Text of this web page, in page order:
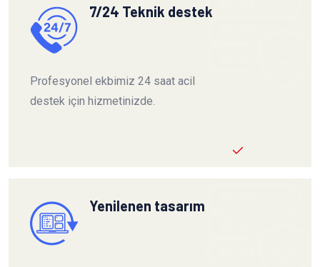
7/24 Teknik destek
Profesyonel ekbimiz 24 saat acil
destek için hizmetinizde.
Yenilenen tasarım